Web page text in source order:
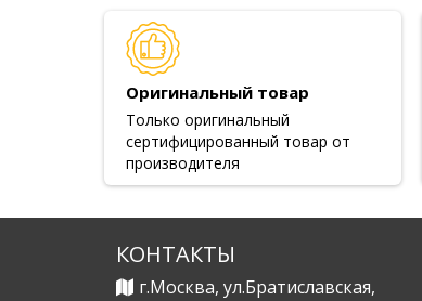
Оригинальный товар
Только оригинальный
сертифицированный товар от
производителя
КОНТАКТЫ
г.Москва, ул.Братиславская,